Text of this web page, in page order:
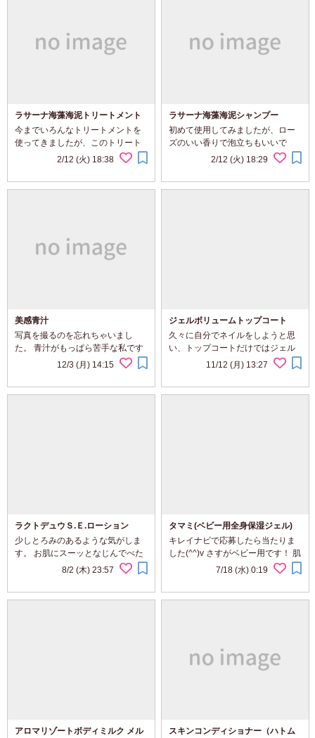
ラサーナ海藻海泥トリートメント
今までいろんなトリートメントを
使ってきましたが、このトリート
メントは伸びが悪いです。しかし
後もしっとりです。翌朝は髪の毛
2/12 (火) 18:38
ラサーナ海藻海泥シャンプー
初めて使用してみましたが、ロー
ズのいい香りで泡立ちもいいで
す。シャンプーの色にちょっとビ
からと思えば納得です！！洗った
2/12 (火) 18:29
美感青汁
写真を撮るのを忘れちゃいまし
た。 青汁がもっぱら苦手な私です
が、これはマンゴー味なので平気
思いました。ほかの美容成分も摂
12/3 (月) 14:15
ジェルボリュームトップコート
久々に自分でネイルをしようと思
い、トップコートだけではジェル
ネイル風がいいなと思っていたの
イクでジェルボリュームトップコ
11/12 (月) 13:27
ラクトデュウＳ.Ｅ.ローション
少しとろみのあるような気がしま
す。 お肌にスーッとなじんでべた
つきはありません。 香りがないの
べたつきがないのが何よりいいで
8/2 (木) 23:57
タマミ(ベビー用全身保湿ジェル)
キレイナビで応募したら当たりま
した(^^)v さすがベビー用です！ 肌
にスーッとなじんで、ベタベタせ
す。 香りもなく、本当に赤ちゃん
7/18 (水) 0:19
アロマリゾートボディミルク メル
スキンコンディショナー（ハトム